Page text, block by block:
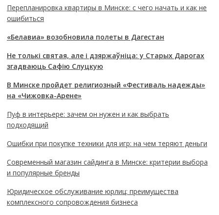
Перепланировка квартиры в Минске: с чего начать и как не
ошибиться
«Белавиа» возобновила полеты в Дагестан
Не толькі святая, але і дзяржаўніца: у Старых Дарогах
згадваюць Сафію Слуцкую
В Минске пройдет религиозный «Фестиваль надежды»
на «Чижовка-Арене»
Пуф в интерьере: зачем он нужен и как выбрать
подходящий
Ошибки при покупке техники для игр: на чем теряют деньги
Современный магазин сайдинга в Минске: критерии выбора
и популярные бренды
Юридическое обслуживание юрлиц: преимущества
комплексного сопровождения бизнеса